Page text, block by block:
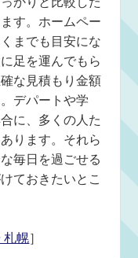
す。ホームペー
までも目安にな
足を運んでもら
な見積もり金額
デパートや学
に、多くの人た
ります。それら
毎日を過ごせる
ておきたいとこ
札幌］